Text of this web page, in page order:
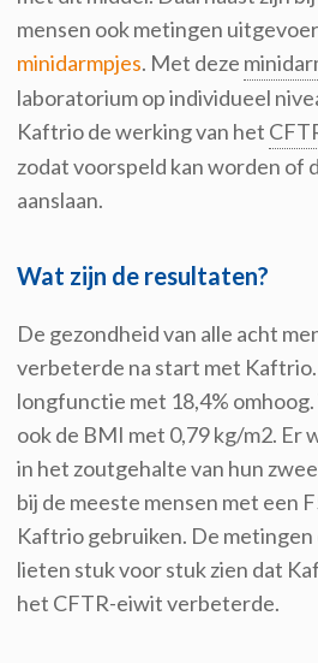
mensen ook metingen
minidarmpjes. Met deze
laboratoriumop individueel
Kaftriode werking van het
zodatvoorspeld kan worden of
aanslaan.
Wat zijn de resultaten?
De gezondheid van alle acht
verbeterde na start met Kaftrio
longfunctie met 18,4% omhoog
ook de BMI met 0,79 kg/m2. Er
in het zoutgehalte van hun
bij de meeste mensen met een
Kaftriogebruiken. De metingen
lieten stuk voor stuk zien dat
het CFTR-eiwit verbeterde.